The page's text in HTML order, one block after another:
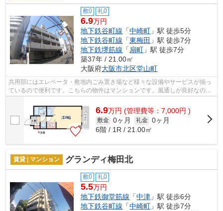
敷0 礼0
6.9万円
地下鉄谷町線 「中崎町 」駅 徒歩5分
地下鉄谷町線 「東梅田 」駅 徒歩7分
地下鉄堺筋線 「扇町 」駅 徒歩7分
築37年 / 21.00㎡
大阪府大阪市北区堂山町
共用部にはエレベータ・敷地内ごみ置き場など様々な設備やサービスが揃っ
ているので便利です。こちらの物件はマンションです。風通しが良好なの
で、いつでも新鮮な空気がはいってきま...
6.9万円 (管理費等：7,000円 )
敷金 0ヶ月 礼金 0ヶ月
6階 / 1R / 21.00㎡
賃貸 | マンション グランディ梅田北
敷0 礼0
5.5万円
地下鉄御堂筋線 「中津 」駅 徒歩6分
地下鉄谷町線 「中崎町 」駅 徒歩7分